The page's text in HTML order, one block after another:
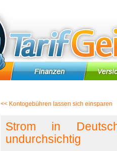
<< Kontogebühren lassen sich einsparen
Strom in
undurchsichtig